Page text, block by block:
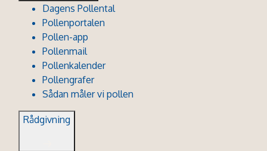
Dagens Pollental
Pollenportalen
Pollen-app
Pollenmail
Pollenkalender
Pollengrafer
Sådan måler vi pollen
Rådgivning